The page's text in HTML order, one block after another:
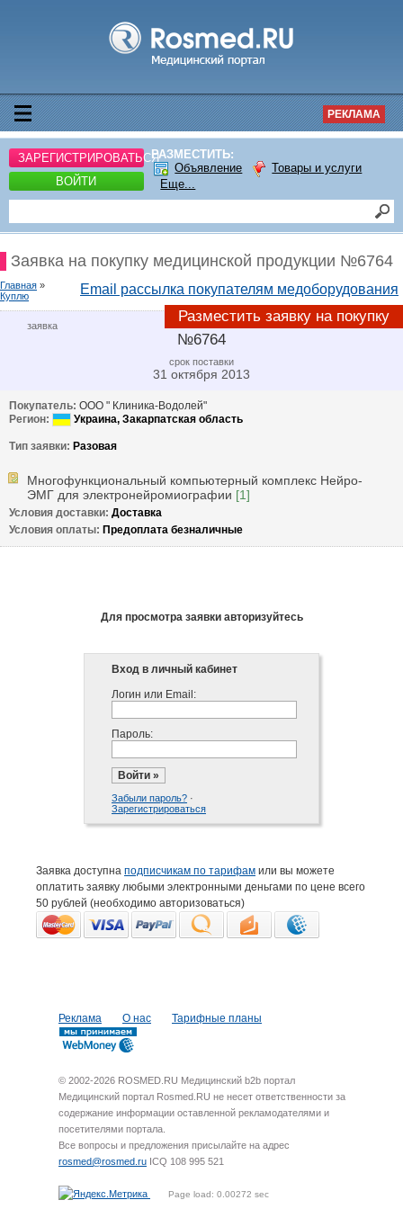
РЕКЛАМА
ЗАРЕГИСТРИРОВАТЬСЯ
ВОЙТИ
РАЗМЕСТИТЬ:
Объявление
Товары и услуги
Еще...
Заявка на покупку медицинской продукции №6764
Email рассылка покупателям медоборудования
Разместить заявку на покупку
Главная »
Куплю
заявка
№6764
срок поставки
31 октября 2013
Покупатель: ООО " Клиника-Водолей"
Регион:
Украина, Закарпатская область
Тип заявки: Разовая
Многофункциональный компьютерный комплекс Нейро-
ЭМГ для электронейромиографии [1]
Условия доставки: Доставка
Условия оплаты: Предоплата безналичные
Для просмотра заявки авторизуйтесь
Вход в личный кабинет
Логин или Email:
Пароль:
Забыли пароль? ·
Зарегистрироваться
Заявка доступна подписчикам по тарифам или вы можете
оплатить заявку любыми электронными деньгами по цене всего
50 рублей (необходимо авторизоваться)
Реклама О нас Тарифные планы
© 2002-2026 ROSMED.RU Медицинский b2b портал
Медицинский портал Rosmed.RU не несет ответственности за
содержание информации оставленной рекламодателями и
посетителями портала.
Все вопросы и предложения присылайте на адрес
rosmed@rosmed.ru ICQ 108 995 521
Page load: 0.00272 sec